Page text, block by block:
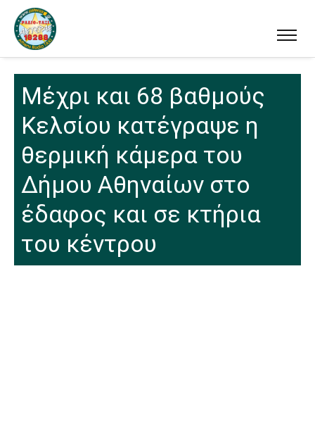
Μέχρι και 68 βαθμούς
Κελσίου κατέγραψε η
θερμική κάμερα του
Δήμου Αθηναίων στο
έδαφος και σε κτήρια
του κέντρου